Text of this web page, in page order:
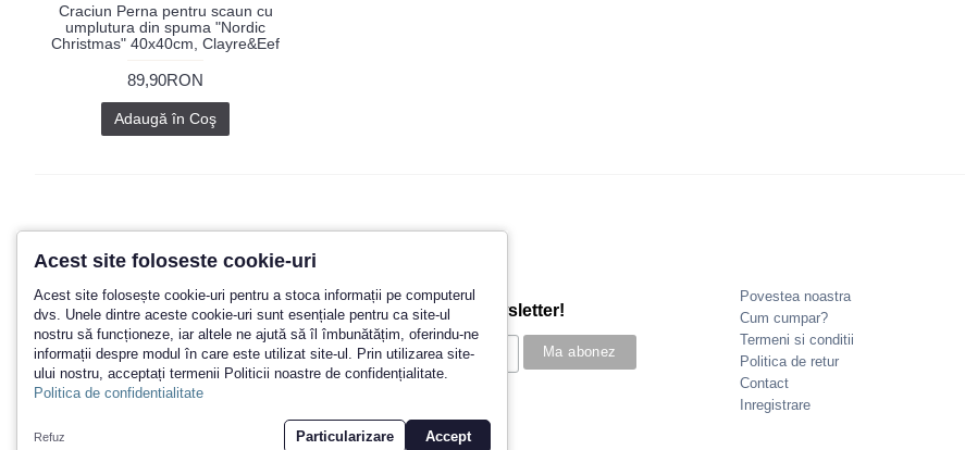
Craciun Perna pentru scaun cu
umplutura din spuma "Nordic
Christmas" 40x40cm, Clayre&Eef
89,90RON
Adaugă în Coş
Promotii? Noutati? Aboneaza-te la newsletter!
Povestea noastra
Cum cumpar?
Termeni si conditii
Politica de retur
Contact
Inregistrare
Acest site foloseste cookie-uri
Acest site folosește cookie-uri pentru a stoca informații pe computerul
dvs. Unele dintre aceste cookie-uri sunt esențiale pentru ca site-ul
nostru să funcționeze, iar altele ne ajută să îl îmbunătățim, oferindu-ne
informații despre modul în care este utilizat site-ul. Prin utilizarea site-
ului nostru, acceptați termenii Politicii noastre de confidențialitate.
Politica de confidentialitate
Refuz Particularizare Accept